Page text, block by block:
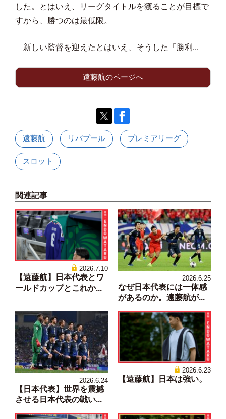
した。とはいえ、リーグタイトルを獲ることが目標で
すから、勝つのは最低限。
新しい監督を迎えたとはいえ、そうした「勝利...
遠藤航のページへ
遠藤航 リバプール プレミアリーグ
スロット
関連記事
2026.7.10
【遠藤航】日本代表とワ
ールドカップとこれか...
2026.6.25
なぜ日本代表には一体感
があるのか。遠藤航が...
2026.6.24
【日本代表】世界を震撼
させる日本代表の戦い...
2026.6.23
【遠藤航】日本は強い。